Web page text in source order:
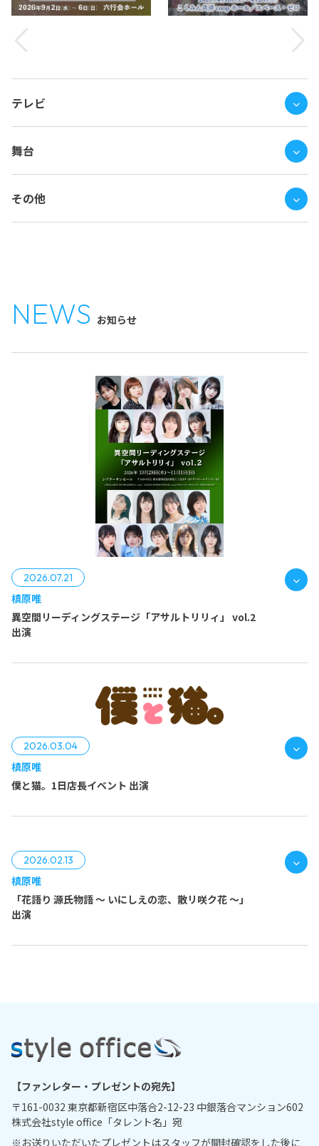
テレビ
舞台
その他
NEWS お知らせ
2026.07.21
槙原唯
異空間リーディングステージ「アサルトリリィ」 vol.2
出演
2026.03.04
槙原唯
僕と猫。1日店長イベント 出演
槙原 唯
2026.02.13
槙原唯
「花語り 源氏物語 〜 いにしえの恋、散リ咲ク花 〜」
出演
【ファンレター・プレゼントの宛先】
〒161-0032 東京都新宿区中落合2-12-23 中銀落合マンション602
株式会社style office「タレント名」宛
※ お送りいただいたプレゼントはスタッフが開封確認をした後に